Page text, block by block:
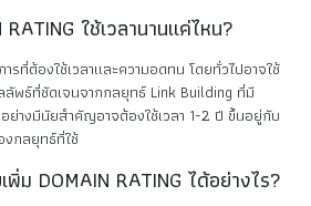
ใช้เวลานานแค่ไหน?
รที่ต้องใช้เวลาและความอดทน โดยทั่วไปอาจใช้
ลัพธ์ที่ชัดเจนจากกลยุทธ์ Link Building ที่มี
ย่างมีนัยสำคัญอาจต้องใช้เวลา 1-2 ปี ขึ้นอยู่กับ
กลยุทธ์ที่ใช้
พิ่ม DOMAIN RATING ได้อย่างไร?